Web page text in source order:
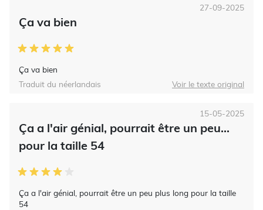
Ça va bien
Ça va bien
27-09-2025
Traduit du néerlandais Voir le texte original
Ça a l'air génial, pourrait être un peu...
pour la taille 54
Ça a l'air génial, pourrait être un peu plus long pour la taille
54
15-05-2025